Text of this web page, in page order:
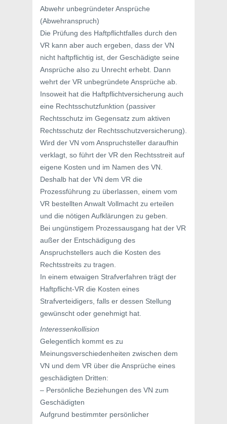
Abwehr unbegründeter Ansprüche
(Abwehranspruch)
Die Prüfung des Haftpflichtfalles durch den
VR kann aber auch ergeben, dass der VN
nicht haftpflichtig ist, der Geschädigte seine
Ansprüche also zu Unrecht erhebt. Dann
wehrt der VR unbegründete Ansprüche ab.
Insoweit hat die Haftpflichtversicherung auch
eine Rechtsschutzfunktion (passiver
Rechtsschutz im Gegensatz zum aktiven
Rechtsschutz der Rechtsschutzversicherung).
Wird der VN vom Anspruchsteller daraufhin
verklagt, so führt der VR den Rechtsstreit auf
eigene Kosten und im Namen des VN.
Deshalb hat der VN dem VR die
Prozessführung zu überlassen, einem vom
VR bestellten Anwalt Vollmacht zu erteilen
und die nötigen Aufklärungen zu geben.
Bei ungünstigem Prozessausgang hat der VR
außer der Entschädigung des
Anspruchstellers auch die Kosten des
Rechtsstreits zu tragen.
In einem etwaigen Strafverfahren trägt der
Haftpflicht-VR die Kosten eines
Strafverteidigers, falls er dessen Stellung
gewünscht oder genehmigt hat.
Interessenkollision
Gelegentlich kommt es zu
Meinungsverschiedenheiten zwischen dem
VN und dem VR über die Ansprüche eines
geschädigten Dritten:
– Persönliche Beziehungen des VN zum
Geschädigten
Aufgrund bestimmter persönlicher